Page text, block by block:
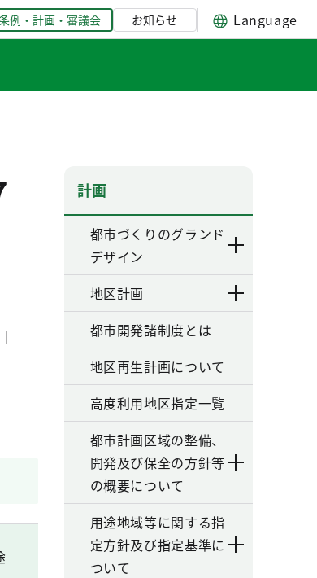
例・計画・審議会 お知らせ Language
｜
敷地面積 建築面積
計画
都市づくりのグランド
デザイン
地区計画
都市開発諸制度とは
地区再生計画について
高度利用地区指定一覧
都市計画区域の整備、
開発及び保全の方針等
の概要について
用途地域等に関する指
定方針及び指定基準に
ついて